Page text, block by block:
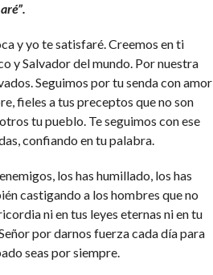
y yo te satisfaré. Creemos en ti
y Salvador del mundo. Por nuestra
Seguimos por tu senda con amor
fieles a tus preceptos que no son
tu pueblo. Te seguimos con ese
confiando en tu palabra.
los has humillado, los has
castigando a los hombres que no
ni en tus leyes eternas ni en tu
por darnos fuerza cada día para
seas por siempre.